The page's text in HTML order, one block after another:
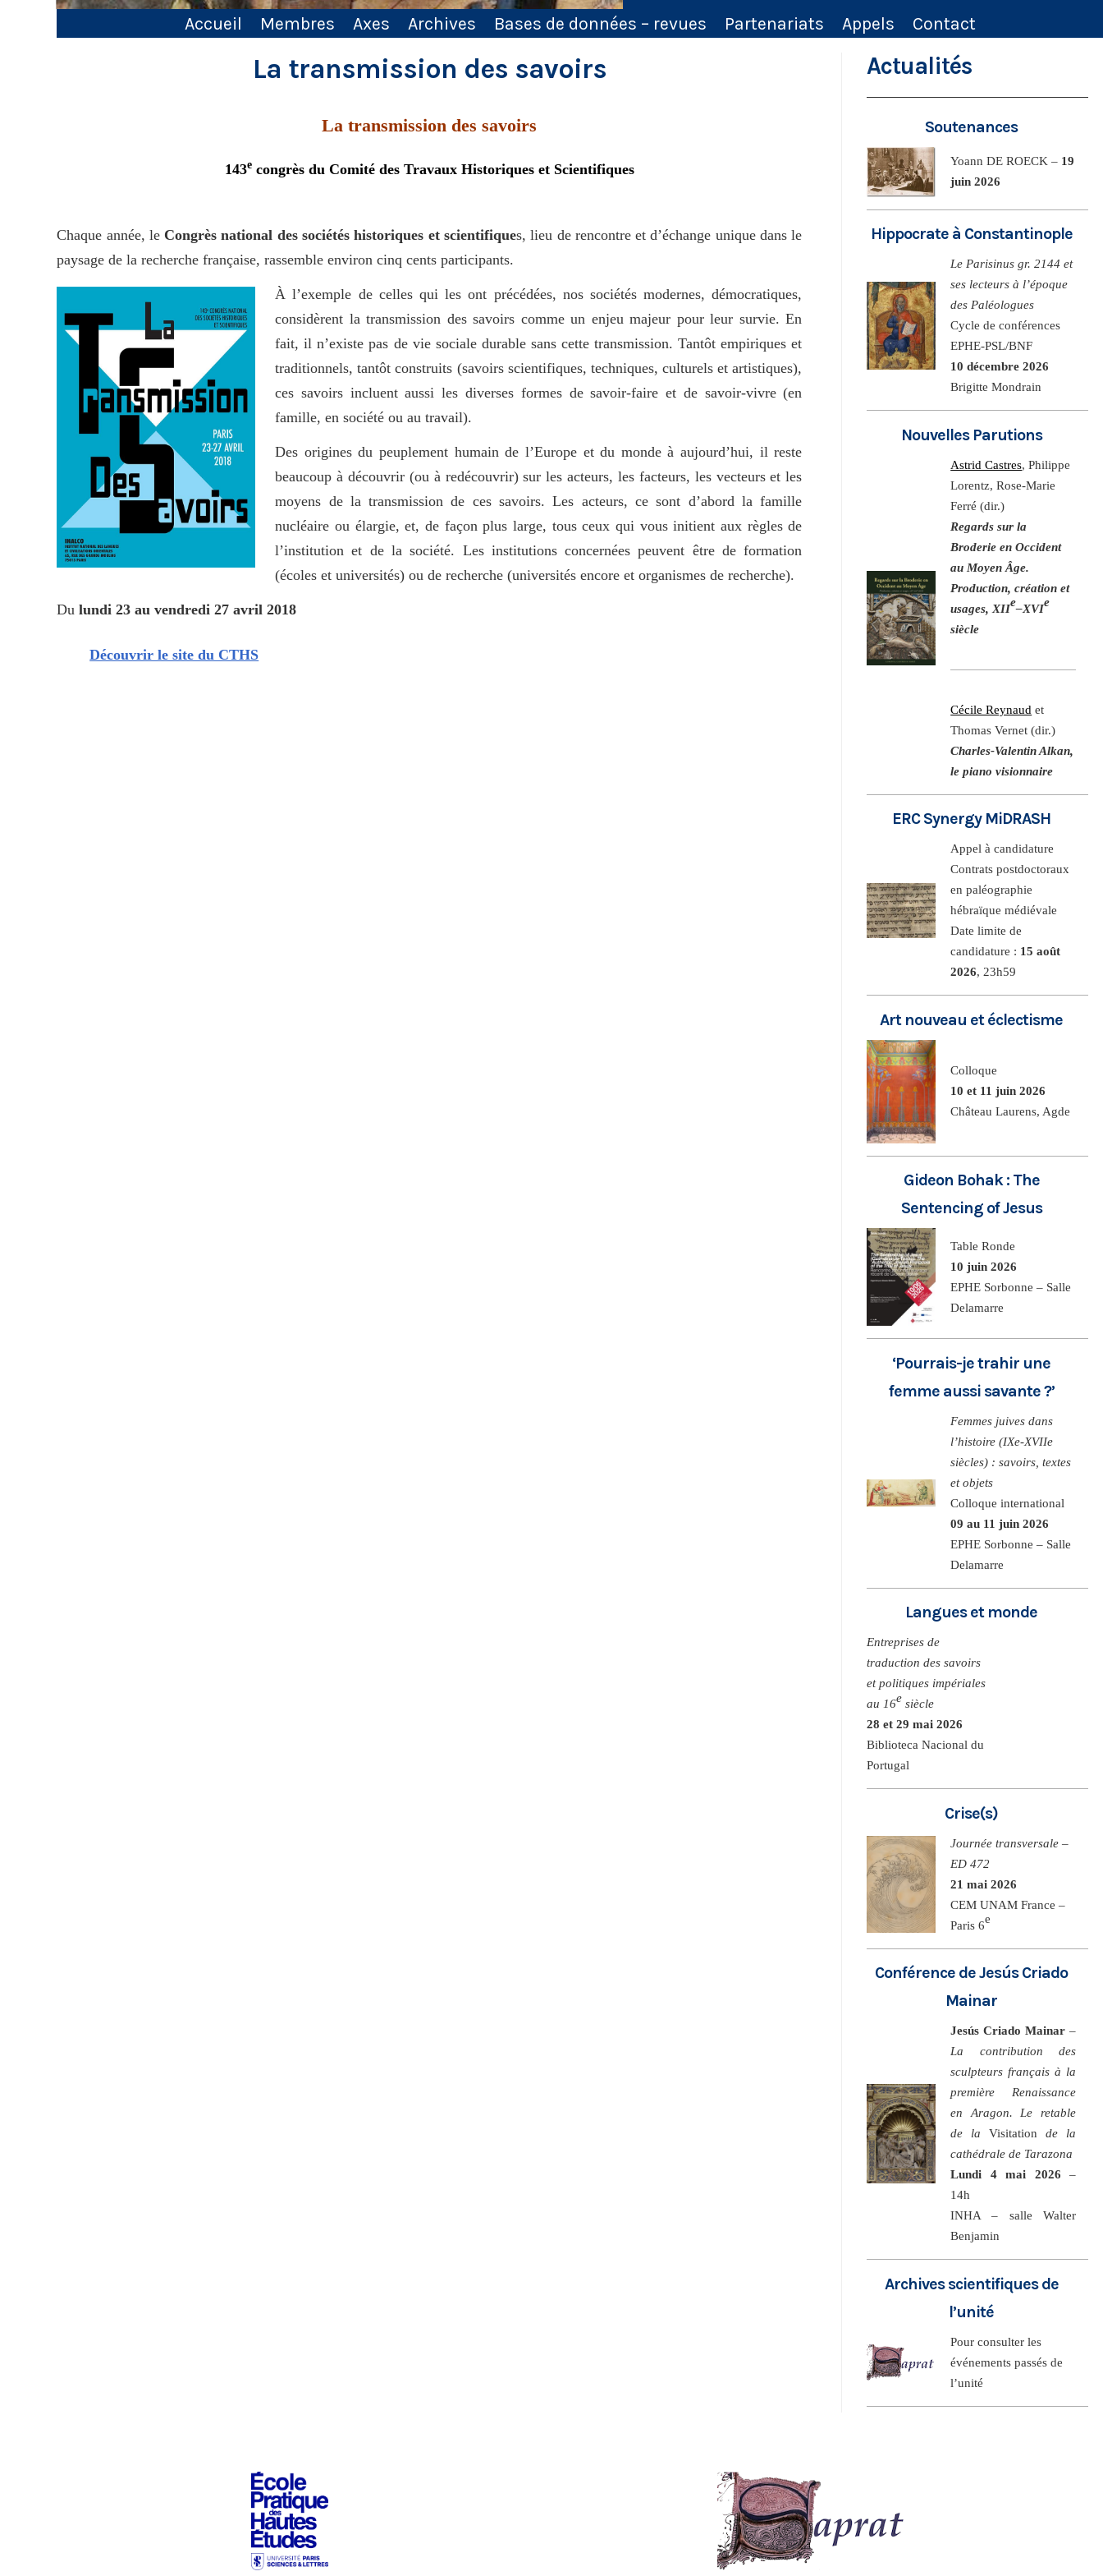
Accueil Membres Axes Archives Bases de données – revues Partenariats Appels Contact
La transmission des savoirs
La transmission des savoirs
143econgrès du Comité des Travaux Historiques et Scientifiques
Chaque année, leCongrès national des sociétés historiques et scientifiques, lieu de rencontre et d’échange unique dans le
paysage de la recherche française, rassemble environ cinq cents participants.
À l’exemple de celles qui les ont précédées, nos sociétés modernes, démocratiques,
considèrent la transmission des savoirs comme un enjeu majeur pour leur survie. En
fait, il n’existe pas de vie sociale durable sans cette transmission. Tantôt empiriques et
traditionnels, tantôt construits (savoirs scientifiques, techniques, culturels et artistiques),
ces savoirs incluent aussi les diverses formes de savoir-faire et de savoir-vivre (en
famille, en société ou au travail).
Des origines du peuplement humain de l’Europe et du monde à aujourd’hui, il reste
beaucoup à découvrir (ou à redécouvrir) sur les acteurs, les facteurs, les vecteurs et les
moyens de la transmission de ces savoirs. Les acteurs, ce sont d’abord la famille
nucléaire ou élargie, et, de façon plus large, tous ceux qui vous initient aux règles de
l’institution et de la société. Les institutions concernées peuvent être de formation
(écoles et universités) ou de recherche (universités encore et organismes de recherche).
Dulundi 23 au vendredi 27 avril 2018
Découvrir le site du CTHS
Actualités
Soutenances
Yoann DE ROECK – 19
juin 2026
Hippocrate à Constantinople
Le Parisinus gr. 2144 et
ses lecteurs à l’époque
des Paléologues
Cycle de conférences
EPHE-PSL/BNF
10 décembre 2026
Brigitte Mondrain
Nouvelles Parutions
Astrid Castres, Philippe
Lorentz, Rose-Marie
Ferré (dir.)
Regards sur la
Broderie en Occident
au Moyen Âge.
Production, création et
usages, XIIe–XVIe
siècle
Cécile Reynaud et
Thomas Vernet (dir.)
Charles-Valentin Alkan,
le piano visionnaire
ERC Synergy MiDRASH
Appel à candidature
Contrats postdoctoraux
en paléographie
hébraïque médiévale
Date limite de
candidature : 15 août
2026, 23h59
Art nouveau et éclectisme
Colloque
10 et 11 juin 2026
Château Laurens, Agde
Gideon Bohak : The
Sentencing of Jesus
Table Ronde
10 juin 2026
EPHE Sorbonne – Salle
Delamarre
‘Pourrais-je trahir une
femme aussi savante ?’
Femmes juives dans
l’histoire (IXe-XVIIe
siècles) : savoirs, textes
et objets
Colloque international
09 au 11 juin 2026
EPHE Sorbonne – Salle
Delamarre
Langues et monde
Entreprises de
traduction des savoirs
et politiques impériales
au 16e siècle
28 et 29 mai 2026
Biblioteca Nacional du
Portugal
Crise(s)
Journée transversale –
ED 472
21 mai 2026
CEM UNAM France –
Paris 6e
Conférence de Jesús Criado
Mainar
Jesús Criado Mainar –
La contribution des
sculpteurs français à la
première Renaissance
en Aragon. Le retable
de la Visitationde la
cathédrale de Tarazona
Lundi 4 mai 2026 –
14h
INHA – salle Walter
Benjamin
Archives scientifiques de
l’unité
Pour consulter les
événements passés de
l’unité